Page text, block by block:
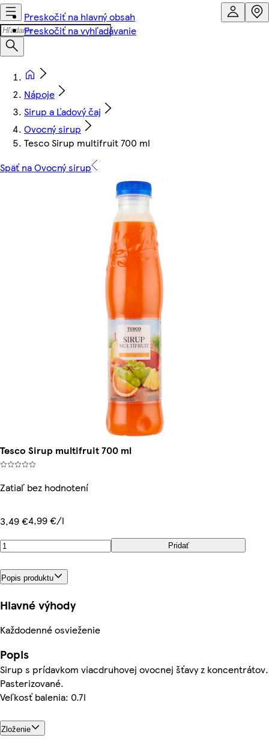
Preskočiť na hlavný obsah
Preskočiť na vyhľadávanie
Nápoje
Sirup a Ľadový čaj
Ovocný sirup
Tesco Sirup multifruit 700 ml
Späť na Ovocný sirup
Tesco Sirup multifruit 700 ml
Zatiaľ bez hodnotení
3,49 €4,99 €/l
Pridať
Popis produktu
Hlavné výhody
Každodenné osvieženie
Popis
Sirup s prídavkom viacdruhovej ovocnej šťavy z koncentrátov.
Pasterizované.
Veľkosť balenia: 0.7l
Zloženie